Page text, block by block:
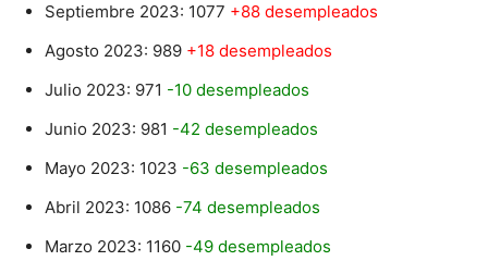
Septiembre 2023: 1077 +88 desempleados
Agosto 2023: 989 +18 desempleados
Julio 2023: 971 -10 desempleados
Junio 2023: 981 -42 desempleados
Mayo 2023: 1023 -63 desempleados
Abril 2023: 1086 -74 desempleados
Marzo 2023: 1160 -49 desempleados